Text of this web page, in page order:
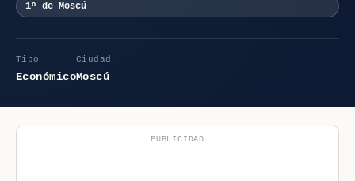
1º de Moscú
Tipo
Económico
Ciudad
Moscú
PUBLICIDAD